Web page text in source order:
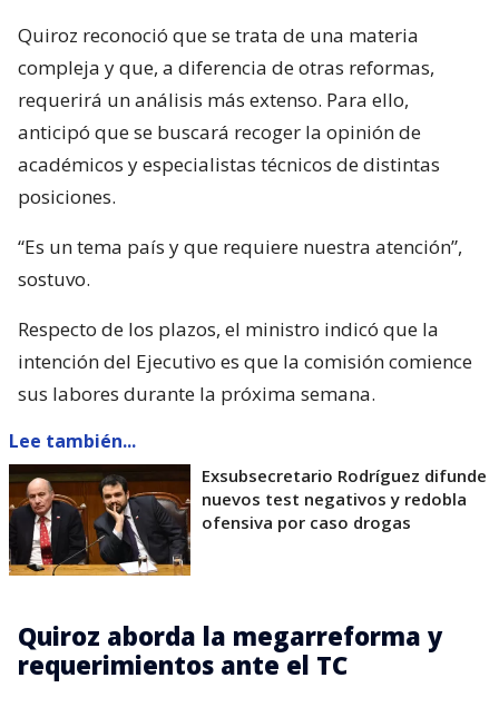
Quiroz reconoció que se trata de una materia
compleja y que, a diferencia de otras reformas,
requerirá un análisis más extenso. Para ello,
anticipó que se buscará recoger la opinión de
académicos y especialistas técnicos de distintas
posiciones.
“Es un tema país y que requiere nuestra atención”,
sostuvo.
Respecto de los plazos, el ministro indicó que la
intención del Ejecutivo es que la comisión comience
sus labores durante la próxima semana.
Lee también...
Exsubsecretario Rodríguez difunde
nuevos test negativos y redobla
ofensiva por caso drogas
Quiroz aborda la megarreforma y
requerimientos ante el TC